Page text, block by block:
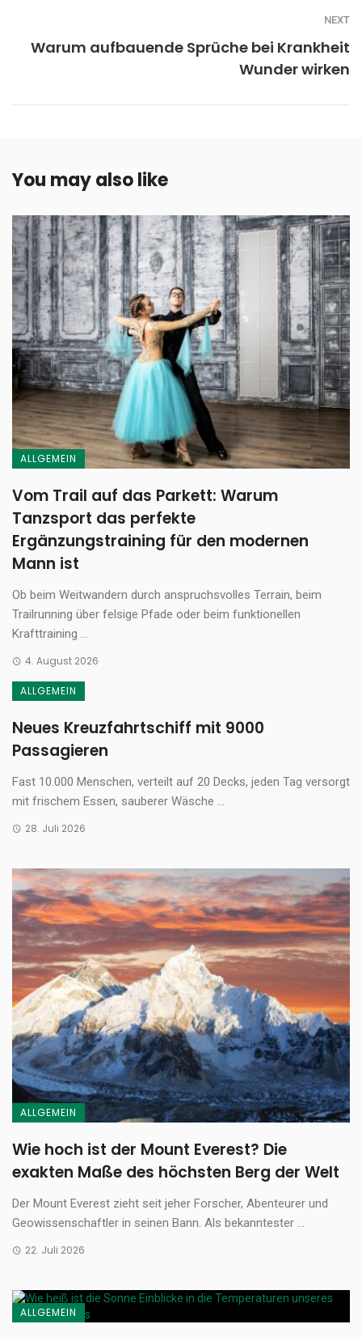
NEXT
Warum aufbauende Sprüche bei Krankheit
Wunder wirken
You may also like
ALLGEMEIN
Vom Trail auf das Parkett: Warum
Tanzsport das perfekte
Ergänzungstraining für den modernen
Mann ist
Ob beim Weitwandern durch anspruchsvolles Terrain, beim
Trailrunning über felsige Pfade oder beim funktionellen
Krafttraining ...
4. August 2026
ALLGEMEIN
Neues Kreuzfahrtschiff mit 9000
Passagieren
Fast 10.000 Menschen, verteilt auf 20 Decks, jeden Tag versorgt
mit frischem Essen, sauberer Wäsche ...
28. Juli 2026
ALLGEMEIN
Wie hoch ist der Mount Everest? Die
exakten Maße des höchsten Berg der Welt
Der Mount Everest zieht seit jeher Forscher, Abenteurer und
Geowissenschaftler in seinen Bann. Als bekanntester ...
22. Juli 2026
ALLGEMEIN